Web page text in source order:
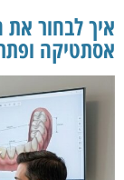
איך לבחור את
אסתטיקה